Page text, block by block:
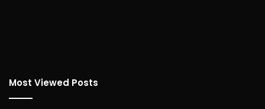
Most Viewed Posts